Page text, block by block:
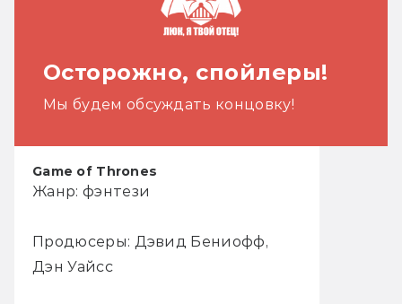
Осторожно, спойлеры!
Мы будем обсуждать концовку!
Game of Thrones
Жанр: фэнтези
Продюсеры: Дэвид Бениофф,
Дэн Уайсс